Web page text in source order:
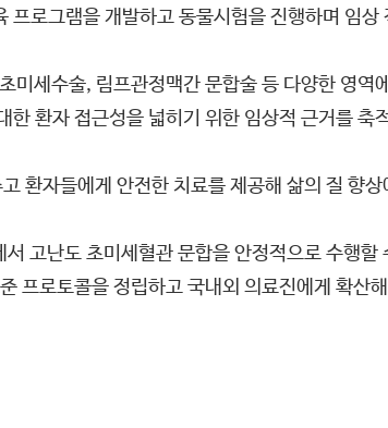
로그램을 개발하고 동물시험을 진행하며 임상
세수술, 림프관정맥간 문합술 등 다양한 영역
환자 접근성을 넓히기 위한 임상적 근거를 축
환자들에게 안전한 치료를 제공해 삶의 질 향
고난도 초미세혈관 문합을 안정적으로 수행할
프로토콜을 정립하고 국내외 의료진에게 확산